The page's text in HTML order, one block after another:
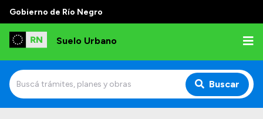
Gobierno de Río Negro
Suelo Urbano
Buscar